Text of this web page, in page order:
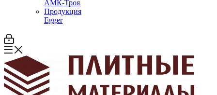
АМК-Троя
Продукция
Egger